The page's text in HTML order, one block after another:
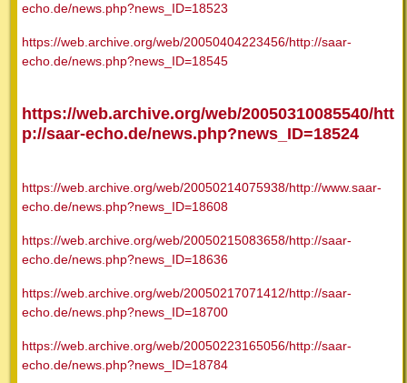
echo.de/news.php?news_ID=18523
https://web.archive.org/web/20050404223456/http://saar-
echo.de/news.php?news_ID=18545
https://web.archive.org/web/20050310085540/htt
p://saar-echo.de/news.php?news_ID=18524
https://web.archive.org/web/20050214075938/http://www.saar-
echo.de/news.php?news_ID=18608
https://web.archive.org/web/20050215083658/http://saar-
echo.de/news.php?news_ID=18636
https://web.archive.org/web/20050217071412/http://saar-
echo.de/news.php?news_ID=18700
https://web.archive.org/web/20050223165056/http://saar-
echo.de/news.php?news_ID=18784